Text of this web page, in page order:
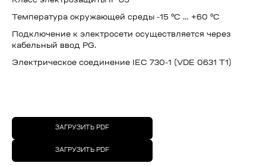
Температура окружающей среды -15 °C … +60 °C
Подключение к электросети осуществляется через
кабельный ввод PG.
Электрическое соединение IEC 730-1 (VDE 0631 T1)
ЗАГРУЗИТЬ PDF
ЗАГРУЗИТЬ PDF